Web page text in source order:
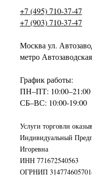
+7 (495) 710-37-47
+7 (903) 710-37-47
Москва ул.
метро Автозаводская
График работы:
ПН–ПТ: 10:00–21:00
СБ–ВС: 10:00-19:00
Услуги торговли
Индивидуальный
Игоревна
ИНН 771672540563
ОГРНИП